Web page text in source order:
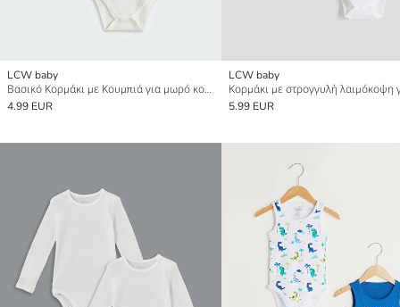
LCW baby
Βασικό Κορμάκι με Κουμπιά για μωρό κορίτσι 2 Πακέτο
4.99 EUR
LCW baby
5.99 EUR